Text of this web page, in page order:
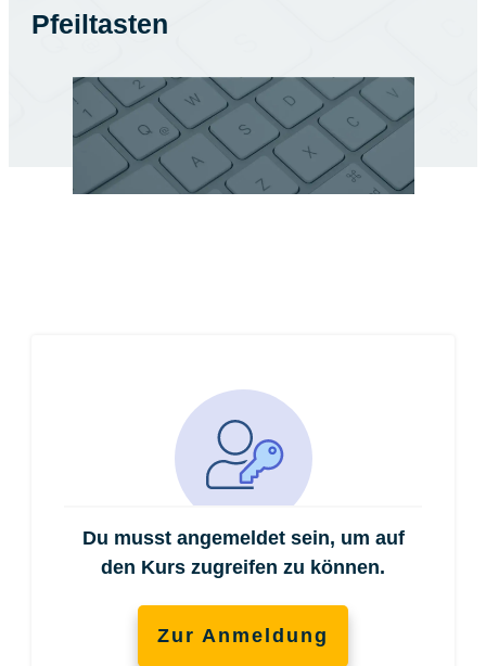
Pfeiltasten
Du musst angemeldet sein, um auf
den Kurs zugreifen zu können.
Zur Anmeldung